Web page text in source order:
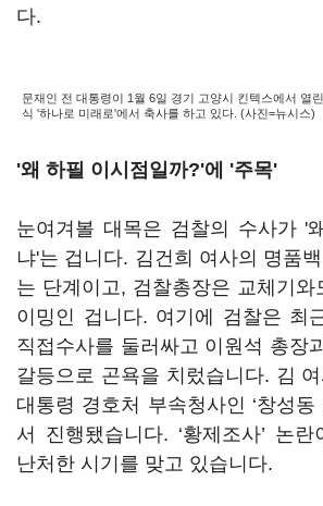
다.
문재인 전 대통령이 1월 6일 경기 고양시 킨텍스에서 열
식 '하나로 미래로'에서 축사를 하고 있다. (사진=뉴시스)
'왜 하필 이시점일까?'에 '주목'
눈여겨볼 대목은 검찰의 수사가 '
냐'는 겁니다. 김건희 여사의 명품
는 단계이고, 검찰총장은 교체기
이밍인 겁니다. 여기에 검찰은 최
직접수사를 둘러싸고 이원석 총장
갈등으로 곤욕을 치렀습니다. 김 여
대통령 경호처 부속청사인 ‘창성동
서 진행됐습니다. ‘황제조사’ 논
난처한 시기를 맞고 있습니다.